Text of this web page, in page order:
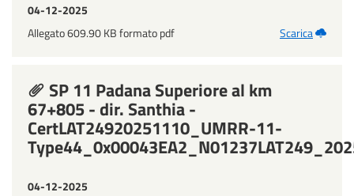
04-12-2025
Allegato 609.90 KB formato pdf
Scarica
SP 11 Padana Superiore al km
67+805 - dir. Santhia -
CertLAT24920251110_UMRR-11-
04-12-2025